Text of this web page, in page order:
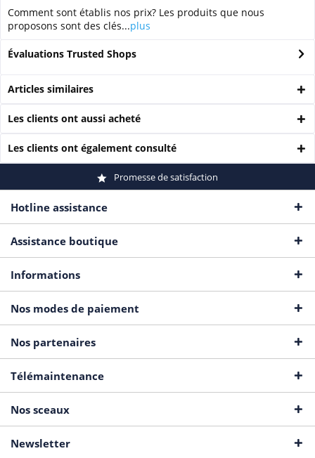
Comment sont établis nos prix? Les produits que nous
proposons sont des clés...plus
Évaluations Trusted Shops
Articles similaires
Les clients ont aussi acheté
Les clients ont également consulté
Promesse de satisfaction
Hotline assistance
Assistance boutique
Informations
Nos modes de paiement
Nos partenaires
Télémaintenance
Nos sceaux
Newsletter